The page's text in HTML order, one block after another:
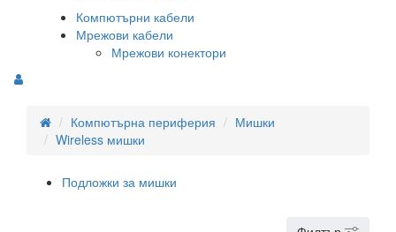
Компютърни кабели
Мрежови кабели
Мрежови конектори
Компютърна периферия
Мишки
Wireless мишки
Подложки за мишки